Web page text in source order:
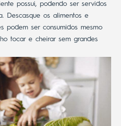
possui, podendo ser servidos
Descasque os alimentos e
podem ser consumidos mesmo
tocar e cheirar sem grandes